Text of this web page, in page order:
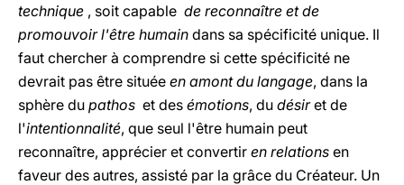
technique , soit capable de reconnaître et de
promouvoir l'être humain dans sa spécificité unique. Il
faut chercher à comprendre si cette spécificité ne
devrait pas être située en amont du langage, dans la
sphère du pathos et des émotions, du désiret de
l'intentionnalité, que seul l'être humain peut
reconnaître, apprécier et convertir en relations en
faveur des autres, assisté par la grâce du Créateur. Un